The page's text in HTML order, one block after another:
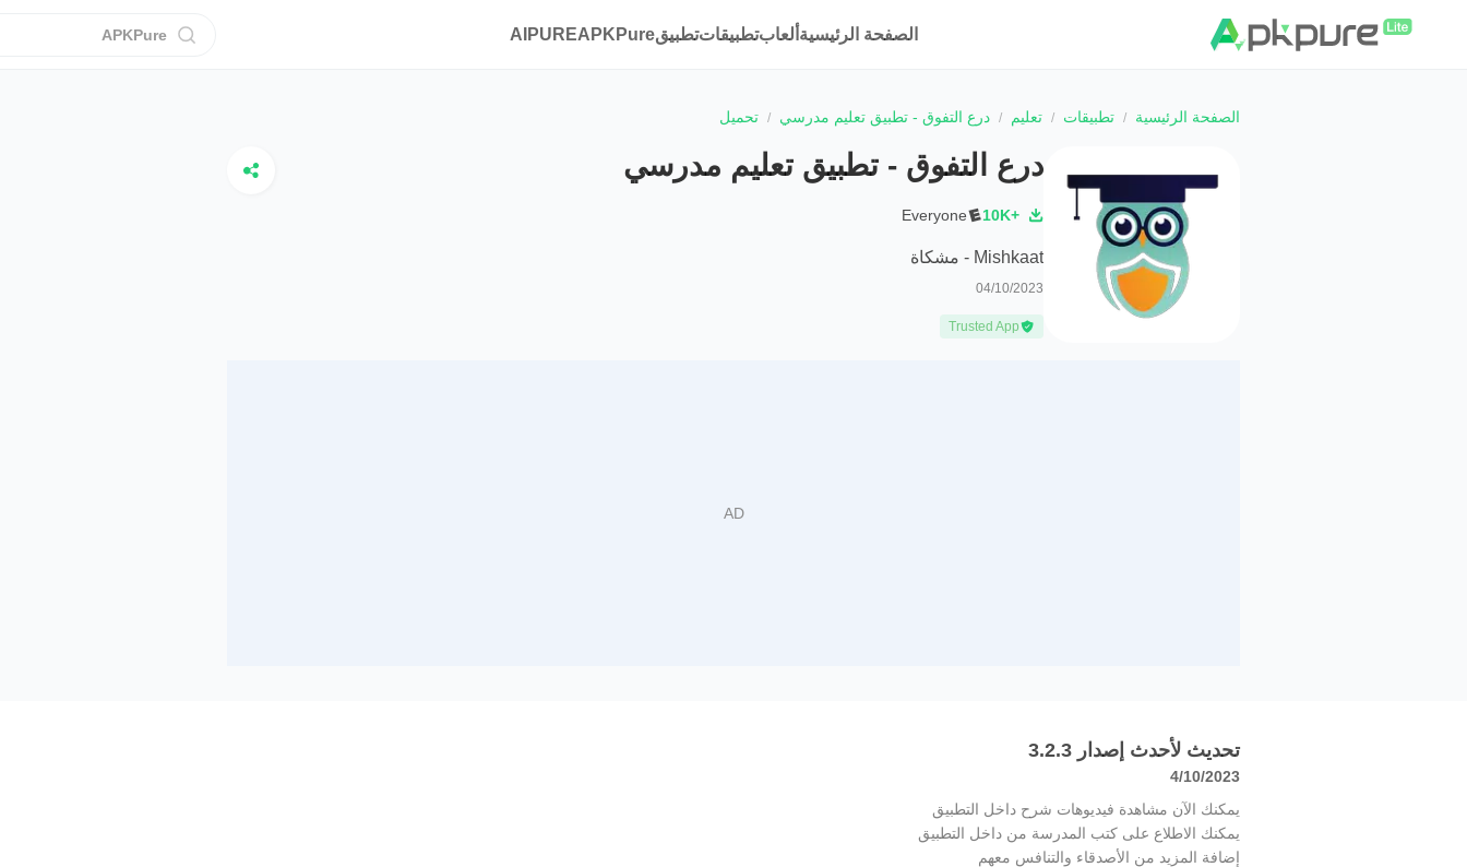
الصفحة الرئيسية ألعابتطبيقاتتطبيقAPKPure AIPURE
APKPure
الصفحة الرئيسية تطبيقات تعليم درع التفوق - تطبيق تعليم مدرسي تحميل
درع التفوق - تطبيق تعليم مدرسي
10K+
Everyone
Mishkaat - مشكاة
04/10/2023
Trusted App
تحديث لأحدث إصدار 3.2.3
4/10/2023
يمكنك الآن مشاهدة فيديوهات شرح داخل التطبيق
يمكنك الاطلاع على كتب المدرسة من داخل التطبيق
إضافة المزيد من الأصدقاء والتنافس معهم